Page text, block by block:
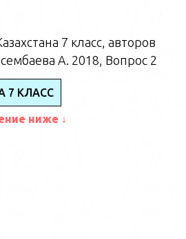
7 класс, авторов
А. 2018, Вопрос 2
7 КЛАСС
ниже ↓